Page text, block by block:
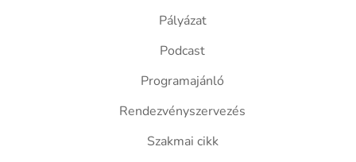
Pályázat
Podcast
Programajánló
Rendezvényszervezés
Szakmai cikk